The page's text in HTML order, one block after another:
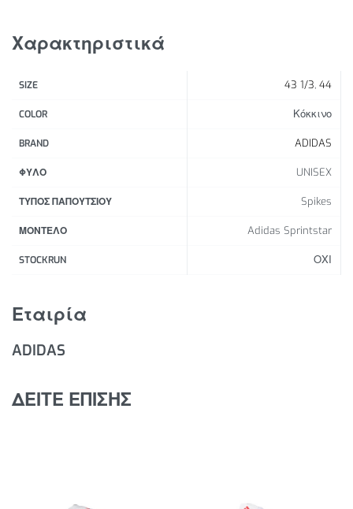
Δέσιμο με κορδόνια
Συνθετική εξωτερική σόλα με τμήμα με spikes
κατασκευάζεται με τουλάχιστον 50%
Χαρακτηριστικά
SIZE 43 1/3, 44
COLOR Κόκκινο
BRAND ADIDAS
ΦΥΛΟ UNISEX
ΤΥΠΟΣ ΠΑΠΟΥΤΣΙΟΥ Spikes
ΜΟΝΤΕΛΟ Adidas Sprintstar
STOCKRUN ΟΧΙ
Εταιρία
ADIDAS
ΔΕΙΤΕ ΕΠΙΣΗΣ